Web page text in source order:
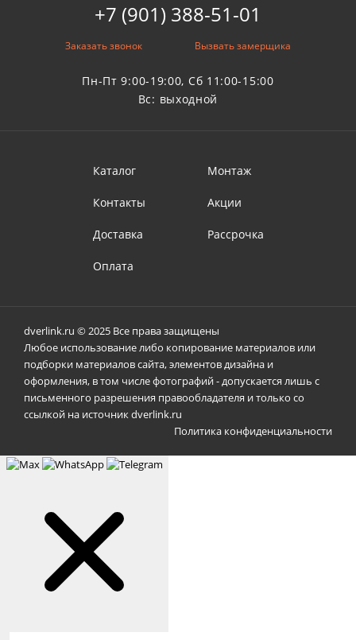
+7 (901) 388-51-01
Заказать звонок Вызвать замерщика
Пн-Пт 9:00-19:00, Сб 11:00-15:00
Вс: выходной
Каталог
Контакты
Доставка
Оплата
Монтаж
Акции
Рассрочка
dverlink.ru © 2025 Все права защищены
Любое использование либо копирование материалов или
подборки материалов сайта, элементов дизайна и
оформления, в том числе фотографий - допускается лишь с
письменного разрешения правообладателя и только со
ссылкой на источник dverlink.ru
Политика конфиденциальности